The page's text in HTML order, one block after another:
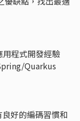
程式開發經驗
Quarkus
好的編碼習慣和